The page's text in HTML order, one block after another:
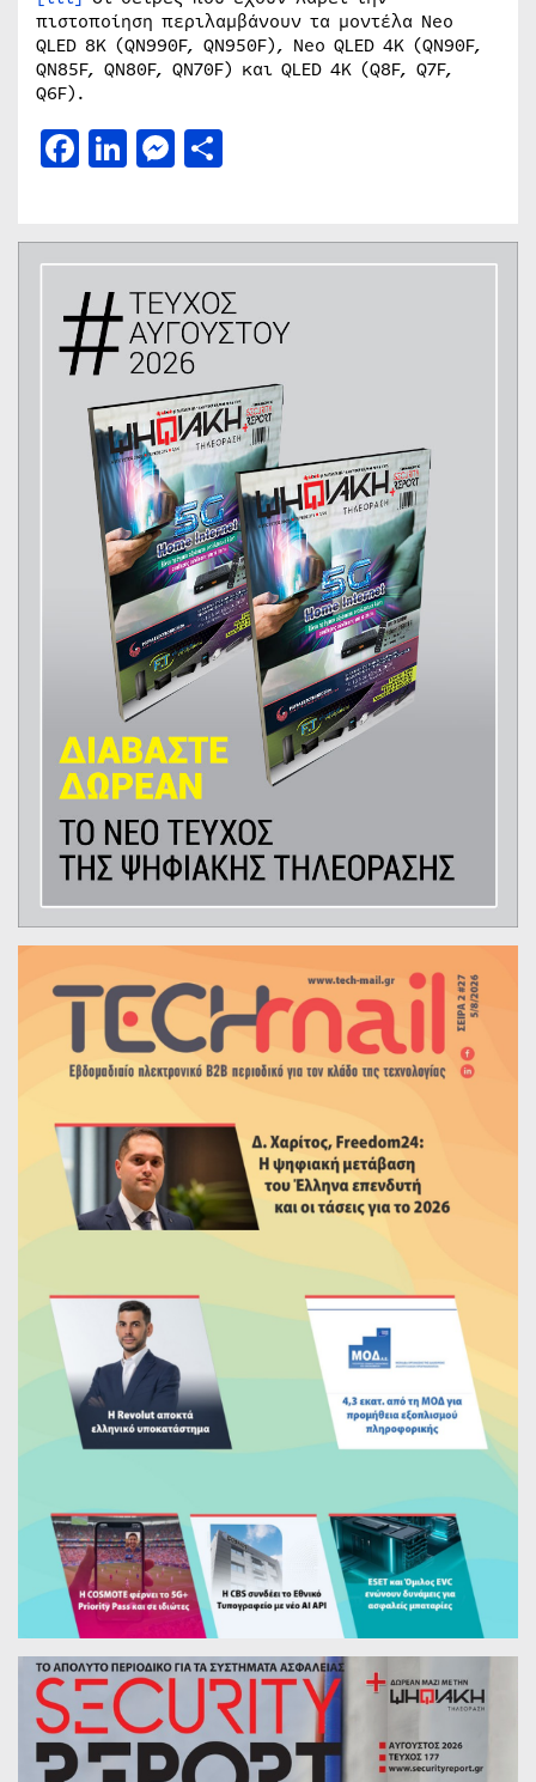
πιστοποίηση περιλαμβάνουν τα μοντέλα Neo
QLED 8K (QN990F, QN950F), Neo QLED 4K (QN90F,
QN85F, QN80F, QN70F) και QLED 4K (Q8F, Q7F,
Q6F).
Facebook
LinkedIn
Messenger